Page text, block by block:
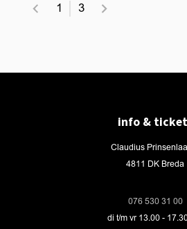
1 3
info &
Claudius
4811 DK Breda
076 530 31 00
di t/m vr 13.00 -